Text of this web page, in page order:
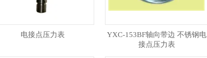
电接点压力表
YXC-153BF轴向带边 不锈钢电
接点压力表